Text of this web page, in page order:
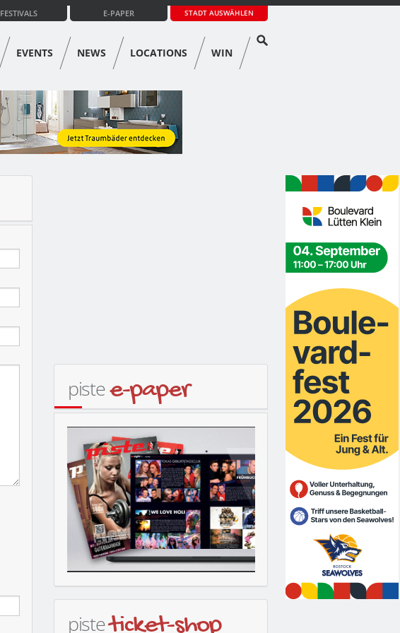
STADT AUSWÄHLEN
E-PAPER
FESTIVALS
EVENTS NEWS LOCATIONS WIN
pistee-paper
pisteticket-shop